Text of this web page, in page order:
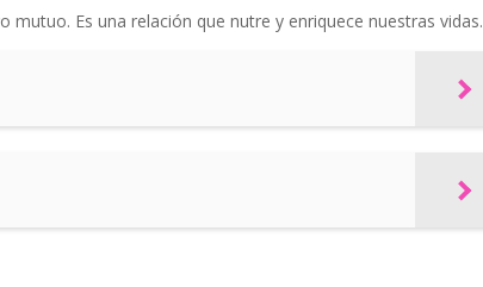
Es una relación que nutre y enriquece nuestras vidas.